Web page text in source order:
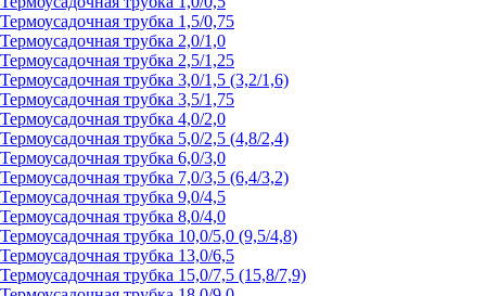
Термоусадочная трубка 1,5/0,75
Термоусадочная трубка 2,0/1,0
Термоусадочная трубка 2,5/1,25
Термоусадочная трубка 3,0/1,5 (3,2/1,6)
Термоусадочная трубка 3,5/1,75
Термоусадочная трубка 4,0/2,0
Термоусадочная трубка 5,0/2,5 (4,8/2,4)
Термоусадочная трубка 6,0/3,0
Термоусадочная трубка 7,0/3,5 (6,4/3,2)
Термоусадочная трубка 9,0/4,5
Термоусадочная трубка 8,0/4,0
Термоусадочная трубка 10,0/5,0 (9,5/4,8)
Термоусадочная трубка 13,0/6,5
Термоусадочная трубка 15,0/7,5 (15,8/7,9)